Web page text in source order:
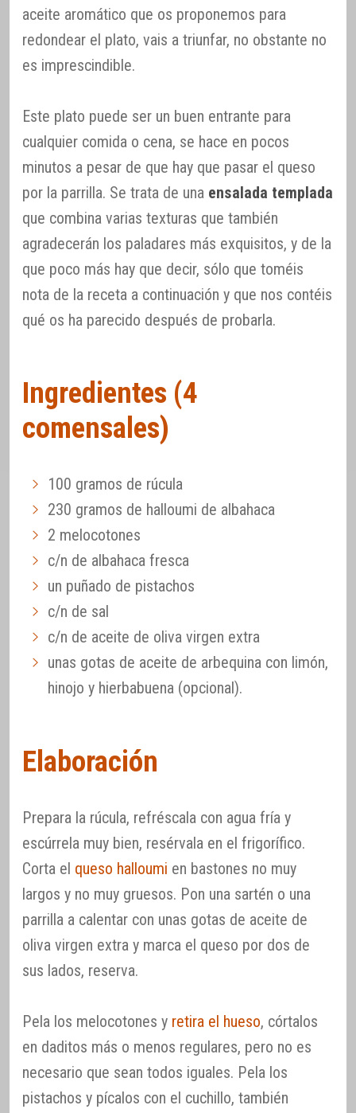
aceite aromático que os proponemos para
redondear el plato, vais a triunfar, no obstante no
es imprescindible.
Este plato puede ser un buen entrante para
cualquier comida o cena, se hace en pocos
minutos a pesar de que hay que pasar el queso
por la parrilla. Se trata de una ensalada templada
que combina varias texturas que también
agradecerán los paladares más exquisitos, y de la
que poco más hay que decir, sólo que toméis
nota de la receta a continuación y que nos contéis
qué os ha parecido después de probarla.
Ingredientes (4
comensales)
100 gramos de rúcula
230 gramos de halloumi de albahaca
2 melocotones
c/n de albahaca fresca
un puñado de pistachos
c/n de sal
c/n de aceite de oliva virgen extra
unas gotas de aceite de arbequina con limón,
hinojo y hierbabuena (opcional).
Elaboración
Prepara la rúcula, refréscala con agua fría y
escúrrela muy bien, resérvala en el frigorífico.
Corta el queso halloumi en bastones no muy
largos y no muy gruesos. Pon una sartén o una
parrilla a calentar con unas gotas de aceite de
oliva virgen extra y marca el queso por dos de
sus lados, reserva.
Pela los melocotones y retira el hueso, córtalos
en daditos más o menos regulares, pero no es
necesario que sean todos iguales. Pela los
pistachos y pícalos con el cuchillo, también